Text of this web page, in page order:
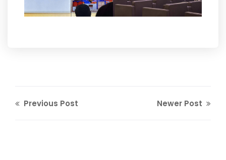
Previous Post Newer Post